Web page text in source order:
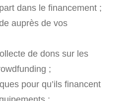
dans le financement ;
auprès de vos
de dons sur les
;
pour qu’ils financent